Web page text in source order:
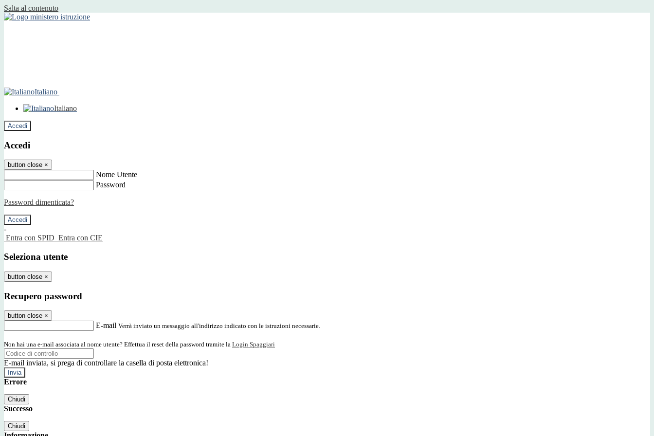
Salta al contenuto
Italiano
Italiano
Accedi
Accedi
button close ×
Nome Utente
Password
Password dimenticata?
-
Entra con SPID Entra con CIE
Seleziona utente
button close ×
Recupero password
button close ×
E-mail Verrà inviato un messaggio all'indirizzo indicato con le istruzioni necessarie.
Non hai una e-mail associata al nome utente? Effettua il reset della password tramite la Login Spaggiari
E-mail inviata, si prega di controllare la casella di posta elettronica!
Errore
Chiudi
Successo
Chiudi